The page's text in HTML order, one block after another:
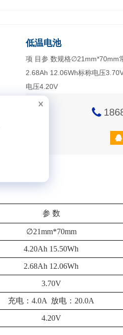
低温电池
项 目参 数规格∅21mm*70mm
2.68Ah 12.06Wh标称电压
电压4.20V
参 数
∅21mm*70mm
4.20Ah 15.50Wh
2.68Ah 12.06Wh
3.70V
充电：4.0A 放电：20.0A
4.20V